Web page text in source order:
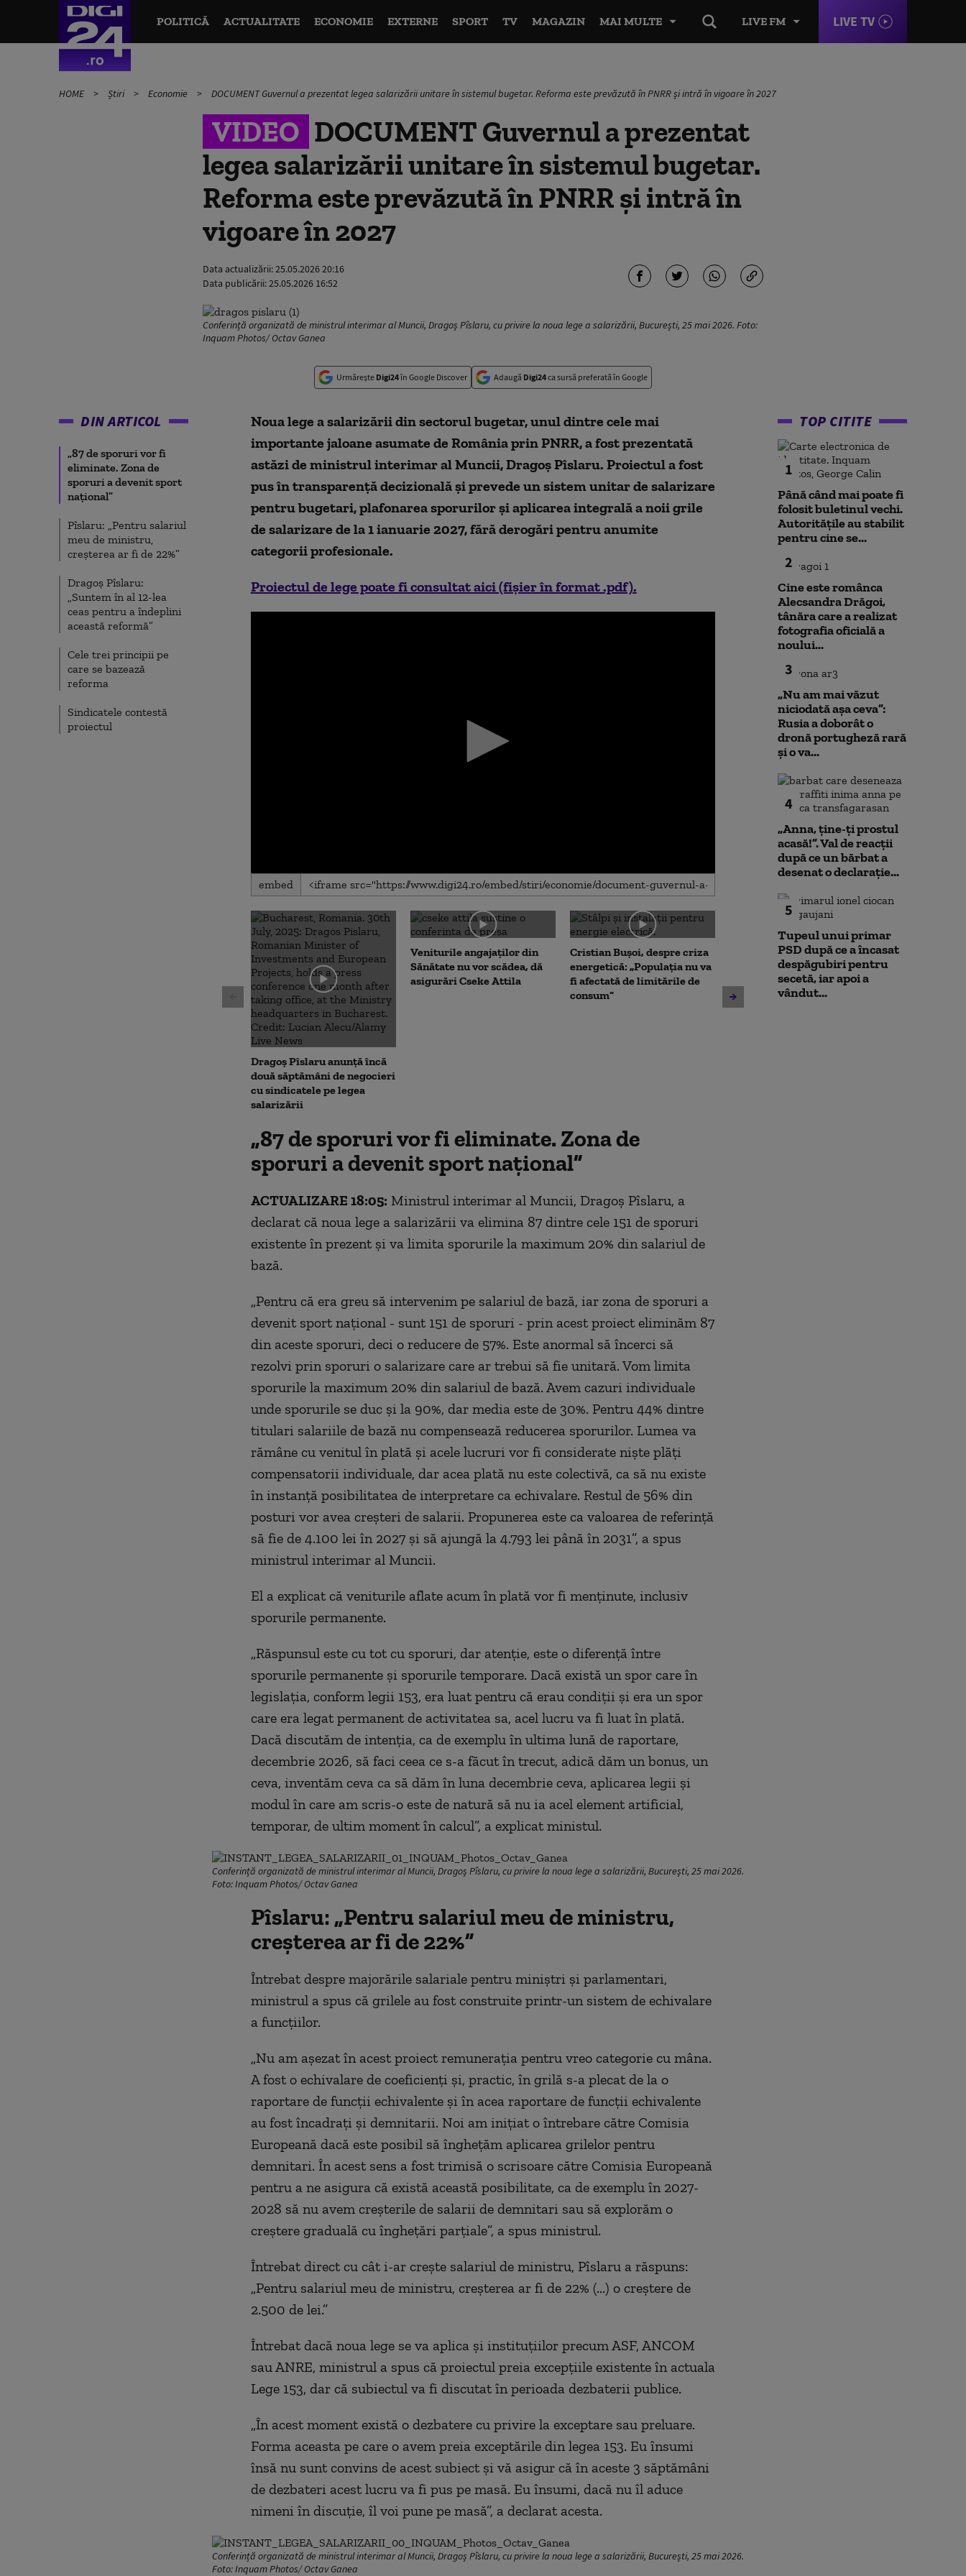
LIVE FM LIVE TV
POLITICĂ ACTUALITATE ECONOMIE EXTERNE SPORT TV MAGAZIN MAI MULTE
HOME Știri Economie DOCUMENT Guvernul a prezentat legea salarizării unitare în sistemul bugetar. Reforma este prevăzută în PNRR și intră în vigoare în 2027
VIDEO DOCUMENT Guvernul a prezentat
legea salarizării unitare în sistemul bugetar.
Reforma este prevăzută în PNRR și intră în
vigoare în 2027
Data actualizării:25.05.2026 20:16
Data publicării:25.05.2026 16:52
Conferință organizată de ministrul interimar al Muncii, Dragoș Pîslaru, cu privire la noua lege a salarizării, București, 25 mai 2026. Foto:
Inquam Photos/ Octav Ganea
Urmărește Digi24în Google Discover Adaugă Digi24ca sursă preferată în Google
DIN ARTICOL
„87 de sporuri vor fi
eliminate. Zona de
sporuri a devenit sport
național”
Pîslaru: „Pentru salariul
meu de ministru,
creșterea ar fi de 22%”
Dragoș Pîslaru:
„Suntem în al 12-lea
ceas pentru a îndeplini
această reformă”
Cele trei principii pe
care se bazează
reforma
Sindicatele contestă
proiectul
Noua lege a salarizării din sectorul bugetar, unul dintre cele mai
importante jaloane asumate de România prin PNRR, a fost prezentată
astăzi de ministrul interimar al Muncii, Dragoș Pîslaru. Proiectul a fost
pus în transparență decizională și prevede un sistem unitar de salarizare
pentru bugetari, plafonarea sporurilor și aplicarea integrală a noii grile
de salarizare de la 1 ianuarie 2027, fără derogări pentru anumite
categorii profesionale.
Proiectul de lege poate fi consultat aici (fișier în format .pdf).
0
seconds
0
secondsVolume
90%
embed
Dragoș Pîslaru anunță încă
două săptămâni de negocieri
cu sindicatele pe legea
salarizării
Veniturile angajaților din
Sănătate nu vor scădea, dă
asigurări Cseke Attila
Cristian Bușoi, despre criza
energetică: „Populația nu va
fi afectată de limitările de
consum”
Noi verificări pe aeroportul
din Leipzig: sute de polițiști
caută o a doua dronă.
Varianta exclusă de
anchetatori
Societatea de
București și-a
„87 de sporuri vor fi eliminate. Zona de
sporuri a devenit sport național”
ACTUALIZARE 18:05: Ministrul interimar al Muncii, Dragoș Pîslaru, a
declarat că noua lege a salarizării va elimina 87 dintre cele 151 de sporuri
existente în prezent și va limita sporurile la maximum 20% din salariul de
bază.
„Pentru că era greu să intervenim pe salariul de bază, iar zona de sporuri a
devenit sport național - sunt 151 de sporuri - prin acest proiect eliminăm 87
din aceste sporuri, deci o reducere de 57%. Este anormal să încerci să
rezolvi prin sporuri o salarizare care ar trebui să fie unitară. Vom limita
sporurile la maximum 20% din salariul de bază. Avem cazuri individuale
unde sporurile se duc și la 90%, dar media este de 30%. Pentru 44% dintre
titulari salariile de bază nu compensează reducerea sporurilor. Lumea va
rămâne cu venitul în plată și acele lucruri vor fi considerate niște plăți
compensatorii individuale, dar acea plată nu este colectivă, ca să nu existe
în instanță posibilitatea de interpretare ca echivalare. Restul de 56% din
posturi vor avea creșteri de salarii. Propunerea este ca valoarea de referință
să fie de 4.100 lei în 2027 și să ajungă la 4.793 lei până în 2031”, a spus
ministrul interimar al Muncii.
El a explicat că veniturile aflate acum în plată vor fi menținute, inclusiv
sporurile permanente.
„Răspunsul este cu tot cu sporuri, dar atenție, este o diferență între
sporurile permanente și sporurile temporare. Dacă există un spor care în
legislația, conform legii 153, era luat pentru că erau condiții și era un spor
care era legat permanent de activitatea sa, acel lucru va fi luat în plată.
Dacă discutăm de intenția, ca de exemplu în ultima lună de raportare,
decembrie 2026, să faci ceea ce s-a făcut în trecut, adică dăm un bonus, un
ceva, inventăm ceva ca să dăm în luna decembrie ceva, aplicarea legii și
modul în care am scris-o este de natură să nu ia acel element artificial,
temporar, de ultim moment în calcul”, a explicat ministul.
Conferință organizată de ministrul interimar al Muncii, Dragoș Pîslaru, cu privire la noua lege a salarizării, București, 25 mai 2026.
Foto: Inquam Photos/ Octav Ganea
Pîslaru: „Pentru salariul meu de ministru,
creșterea ar fi de 22%”
Întrebat despre majorările salariale pentru miniștri și parlamentari,
ministrul a spus că grilele au fost construite printr-un sistem de echivalare
a funcțiilor.
„Nu am așezat în acest proiect remunerația pentru vreo categorie cu mâna.
A fost o echivalare de coeficienți și, practic, în grilă s-a plecat de la o
raportare de funcții echivalente și în acea raportare de funcții echivalente
au fost încadrați și demnitarii. Noi am inițiat o întrebare către Comisia
Europeană dacă este posibil să înghețăm aplicarea grilelor pentru
demnitari. În acest sens a fost trimisă o scrisoare către Comisia Europeană
pentru a ne asigura că există această posibilitate, ca de exemplu în 2027-
2028 să nu avem creșterile de salarii de demnitari sau să explorăm o
creștere graduală cu înghețări parțiale”, a spus ministrul.
Întrebat direct cu cât i-ar crește salariul de ministru, Pîslaru a răspuns:
„Pentru salariul meu de ministru, creșterea ar fi de 22% (...) o creștere de
2.500 de lei.”
Întrebat dacă noua lege se va aplica și instituțiilor precum ASF, ANCOM
sau ANRE, ministrul a spus că proiectul preia excepțiile existente în actuala
Lege 153, dar că subiectul va fi discutat în perioada dezbaterii publice.
„În acest moment există o dezbatere cu privire la exceptare sau preluare.
Forma aceasta pe care o avem preia exceptările din legea 153. Eu însumi
însă nu sunt convins de acest subiect și vă asigur că în aceste 3 săptămâni
de dezbateri acest lucru va fi pus pe masă. Eu însumi, dacă nu îl aduce
nimeni în discuție, îl voi pune pe masă”, a declarat acesta.
Conferință organizată de ministrul interimar al Muncii, Dragoș Pîslaru, cu privire la noua lege a salarizării, București, 25 mai 2026.
Foto: Inquam Photos/ Octav Ganea
TOP CITITE
1
Până când mai poate fi
folosit buletinul vechi.
Autoritățile au stabilit
pentru cine se...
2
Cine este românca
Alecsandra Drăgoi,
tânăra care a realizat
fotografia oficială a
noului...
3
„Nu am mai văzut
niciodată așa ceva”:
Rusia a doborât o
dronă portugheză rară
și o va...
4
„Anna, ţine-ţi prostul
acasă!”. Val de reacții
după ce un bărbat a
desenat o declarație...
5
Tupeul unui primar
PSD după ce a încasat
despăgubiri pentru
secetă, iar apoi a
vândut...